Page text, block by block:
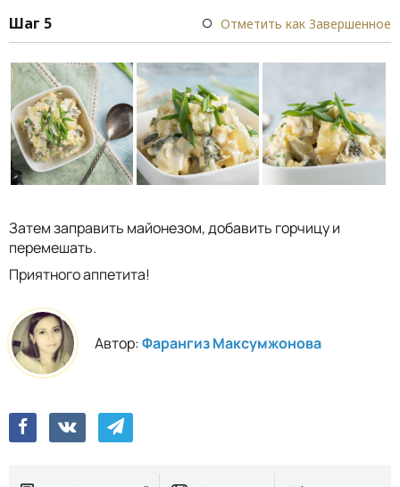
Шаг 5 Отметить как Завершенное
Затем заправить майонезом, добавить горчицу и
перемешать.
Приятного аппетита!
Автор:Фарангиз Максумжонова